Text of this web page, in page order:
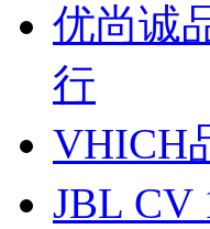
优尚诚
行
VHICH
JBL CV